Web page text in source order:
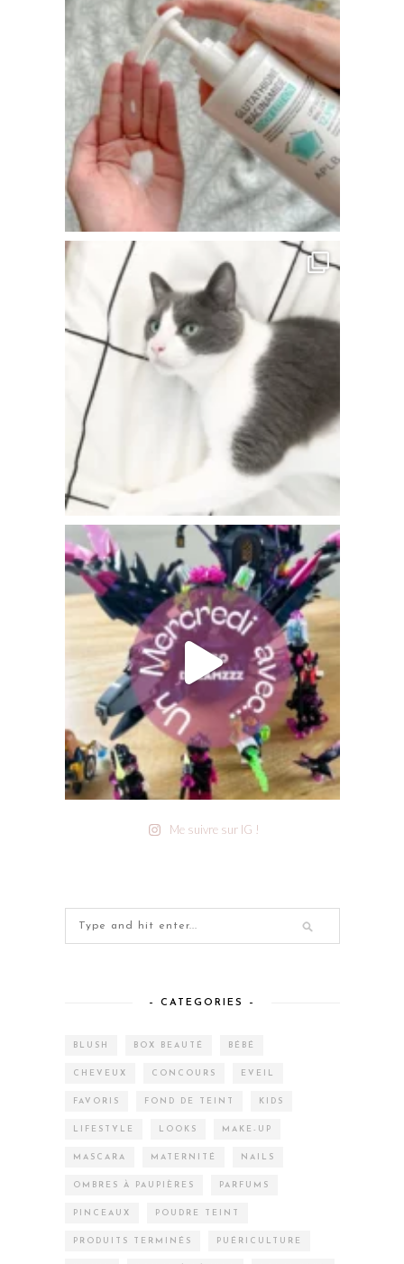
Me suivre sur IG !
– CATEGORIES –
BLUSH BOX BEAUTÉ BÉBÉ
CHEVEUX CONCOURS EVEIL
FAVORIS FOND DE TEINT KIDS
LIFESTYLE LOOKS MAKE-UP
MASCARA MATERNITÉ NAILS
OMBRES À PAUPIÈRES PARFUMS
PINCEAUX POUDRE TEINT
PRODUITS TERMINÉS PUÉRICULTURE